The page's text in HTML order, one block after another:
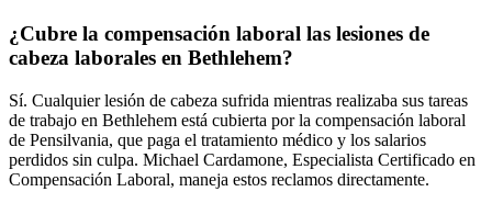
¿Cubre la compensación laboral las lesiones de
cabeza laborales en Bethlehem?
Sí. Cualquier lesión de cabeza sufrida mientras realizaba sus tareas
de trabajo en Bethlehem está cubierta por la compensación laboral
de Pensilvania, que paga el tratamiento médico y los salarios
perdidos sin culpa. Michael Cardamone, Especialista Certificado en
Compensación Laboral, maneja estos reclamos directamente.